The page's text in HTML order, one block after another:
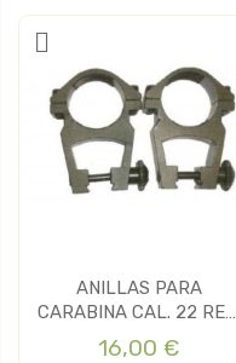
ANILLAS PARA
CARABINA CAL. 22 REF:
366
16,00 €